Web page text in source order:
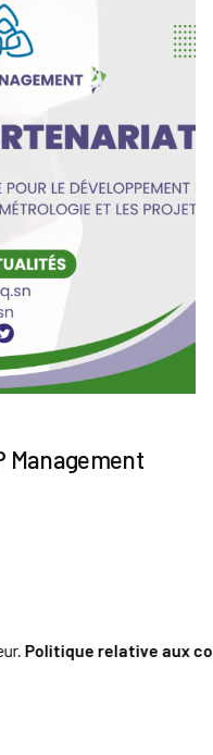
Management
Politique relative aux